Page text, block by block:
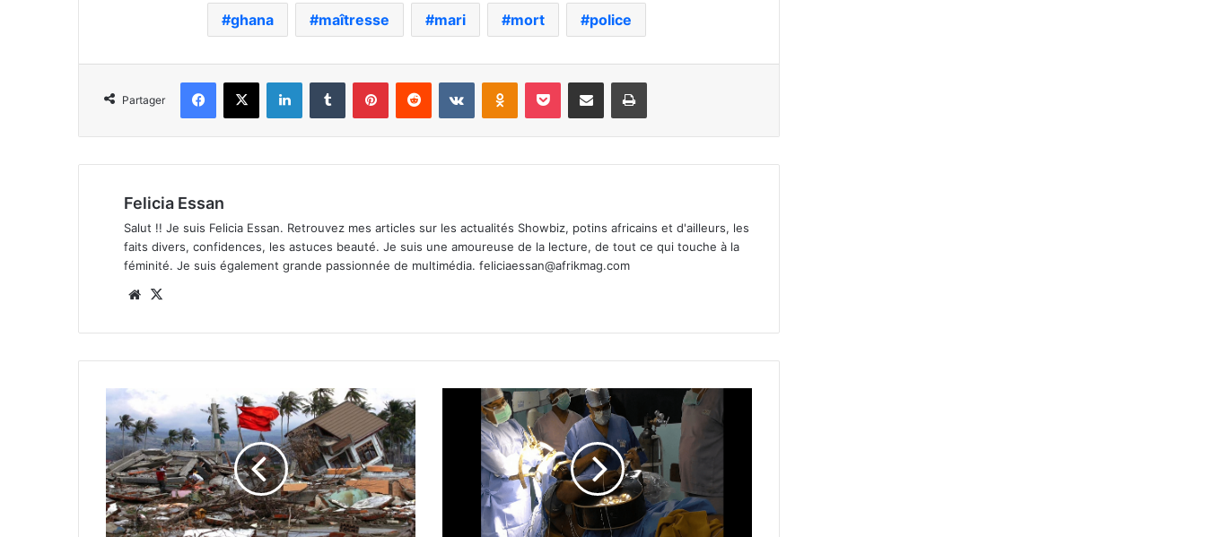
ghana maîtresse mari mort police
Partager
Facebook
X LinkedinTumblr PinterestReddit VKontakteOdnoklassniki
Pocket Partager par email Imprimer
Felicia Essan
Salut !! Je suis Felicia Essan. Retrouvez mes articles sur les actualités Showbiz, potins africains et d'ailleurs, les
faits divers, confidences, les astuces beauté. Je suis une amoureuse de la lecture, de tout ce qui touche à la
féminité. Je suis également grande passionnée de multimédia. feliciaessan@afrikmag.com
Website